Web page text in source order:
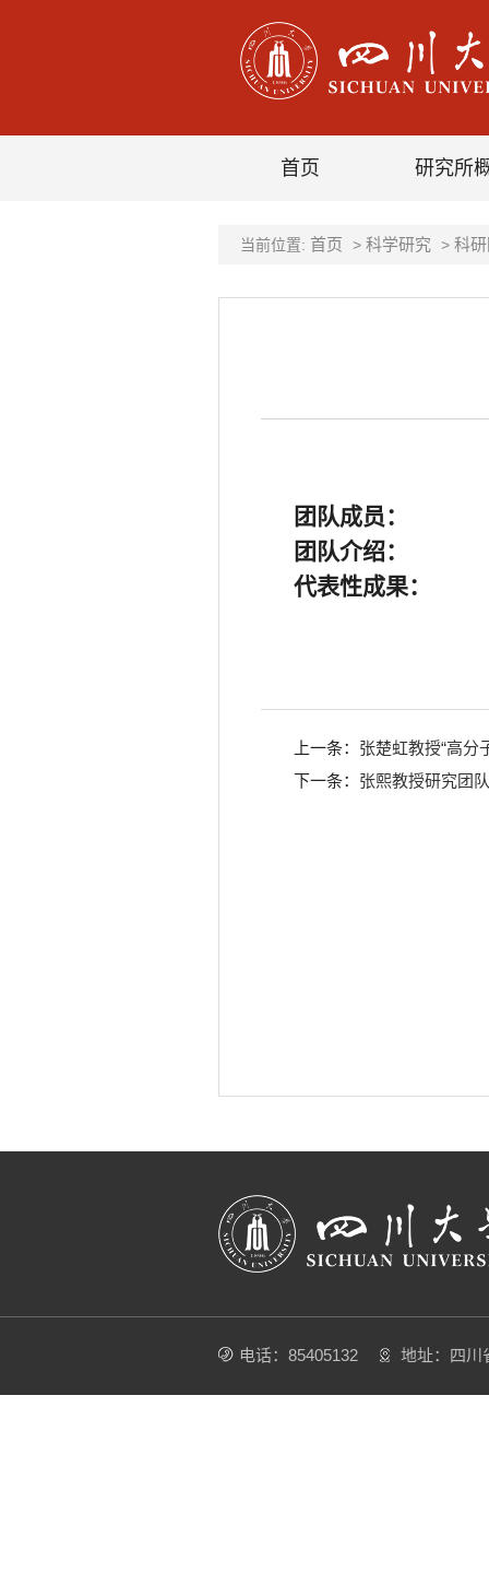
首页 研究所
当前位置: 首页 > 科学研究 > 科
团队成员：
团队介绍：
代表性成果：
上一条： 张楚虹教授“高分
下一条： 张熙教授研究团队
电话：85405132 地址：四川